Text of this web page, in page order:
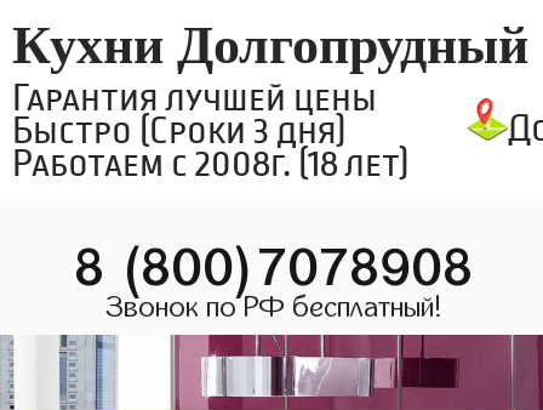
Кухни Долгопрудный
Гарантия лучшей цены
Быстро (Сроки 3 дня)
Работаем с 2008г. (18 лет)
8 (800)7078908
Звонок по РФ бесплатный!